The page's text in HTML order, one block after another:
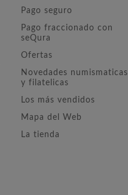
Pago seguro
Pago fraccionado con
seQura
Ofertas
Novedades numismaticas
y filatelicas
Los más vendidos
Mapa del Web
La tienda